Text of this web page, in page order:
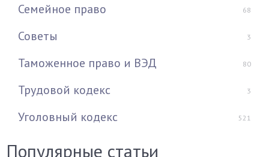
Семейное право 68
Советы 3
Таможенное право и ВЭД 80
Трудовой кодекс 3
Уголовный кодекс 521
Популярные статьи